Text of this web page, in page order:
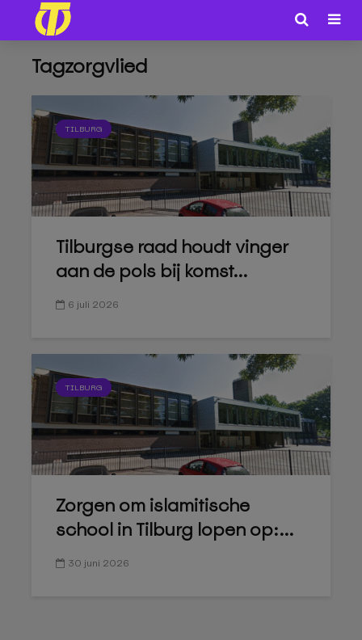
Tagzorgvlied
TILBURG
Tilburgse raad houdt vinger
aan de pols bij komst...
6 juli 2026
TILBURG
Zorgen om islamitische
school in Tilburg lopen op:...
30 juni 2026